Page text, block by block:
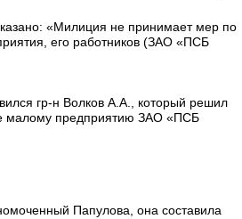
«Милиция не принимает мер по
его работников (ЗАО «ПСБ
гр-н Волков А.А., который решил
малому предприятию ЗАО «ПСБ
Папулова, она составила